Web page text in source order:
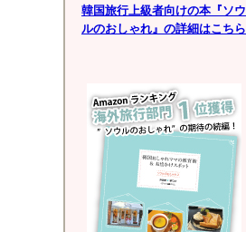
韓国旅行上級者向けの本『ソウ
ルのおしゃれ』の詳細はこちら